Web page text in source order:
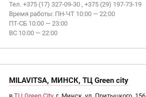
Тел. +375 (17) 327-09-30 , +375 (29) 197-73-19
Время работы: ПН-ЧТ 10:00 — 22:00
ПТ-СБ 10:00 — 23:00
ВС 10:00 — 22:00
MILAVITSA, МИНСК, ТЦ Green city